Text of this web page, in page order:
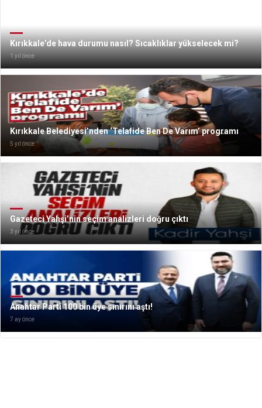
Kırıkkale’de hava durumu nasıl? Sıcaklıklar yükselecek mi?
1 yıl önce
Kırıkkale Belediyesi’nden ‘Telafide Ben De Varım’ programı
5 yıl önce
Gazeteci Yahşi’nin seçim analizleri doğru çıktı
3 yıl önce
Anahtar Parti 100 bin üye sınırını aştı!
7 ay önce